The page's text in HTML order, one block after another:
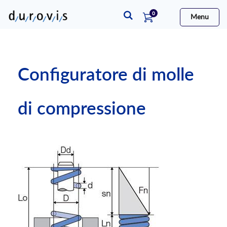
0elementi
Menu
Configuratore di molle
di compressione